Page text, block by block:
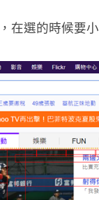
在選的時候要